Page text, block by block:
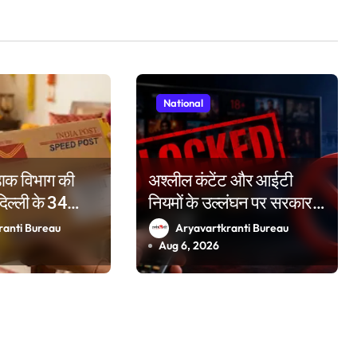
विभाग की
के 34
प्रमुख रेलवे
बुकिंग के विशेष
Bureau
National
अश्लील कंटेंट और आईटी
नियमों के उल्लंघन पर सरकार
सख्त, दो वर्षों में 50 OTT
प्लेटफॉर्म किए ब्लॉक
Aryavartkranti Bureau
Aug 6, 2026